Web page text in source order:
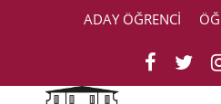
ADAY ÖĞRENCİ